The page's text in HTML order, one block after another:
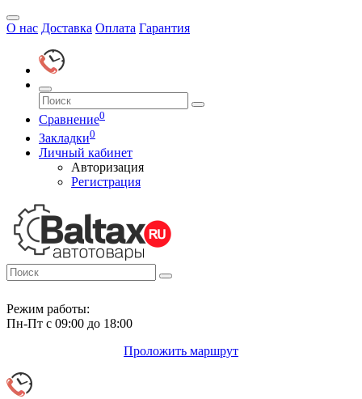
О нас Доставка Оплата Гарантия
Сравнение0
Закладки0
Личный кабинет
Авторизация
Регистрация
Режим работы:
Пн-Пт с 09:00 до 18:00
Проложить маршрут